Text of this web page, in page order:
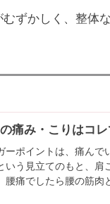
ずかしく、整体
痛み・こりはコ
ーポイントは、痛ん
いう見立てのもと、肩
腰痛でしたら腰の筋肉